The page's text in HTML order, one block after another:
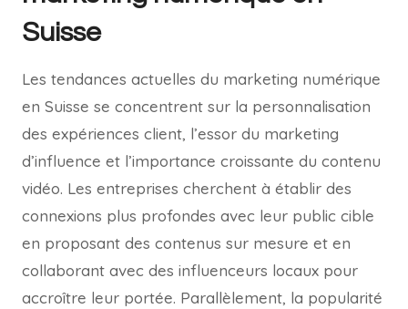
Suisse
Les tendances actuelles du marketing numérique
en Suisse se concentrent sur la personnalisation
des expériences client, l’essor du marketing
d’influence et l’importance croissante du contenu
vidéo. Les entreprises cherchent à établir des
connexions plus profondes avec leur public cible
en proposant des contenus sur mesure et en
collaborant avec des influenceurs locaux pour
accroître leur portée. Parallèlement, la popularité